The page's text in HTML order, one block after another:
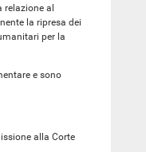
al
la ripresa dei
per la
e sono
alla Corte